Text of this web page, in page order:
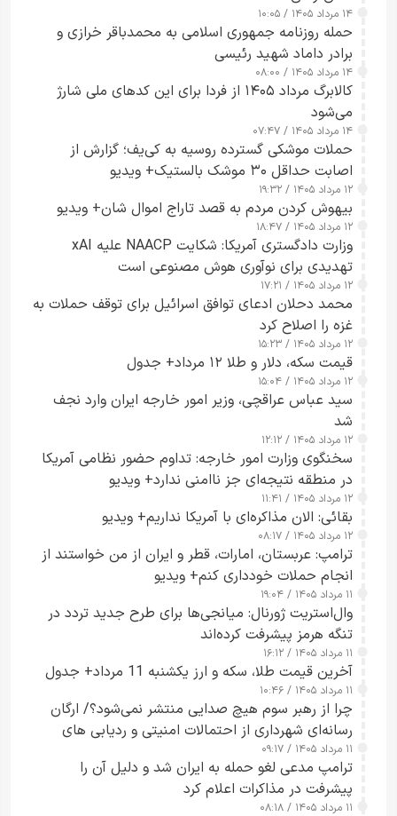
۱۴ مرداد ۱۴۰۵ / ۱۰:۰۵
حمله روزنامه جمهوری اسلامی به محمدباقر خرازی و
برادر داماد شهید رئیسی
۱۴ مرداد ۱۴۰۵ / ۰۸:۰۰
کالابرگ مرداد ۱۴۰۵ از فردا برای این کدهای ملی شارژ
می‌شود
۱۴ مرداد ۱۴۰۵ / ۰۷:۴۷
حملات موشکی گسترده روسیه به کی‌یف؛ گزارش از
اصابت حداقل ۳۰ موشک بالستیک+ ویدیو
۱۲ مرداد ۱۴۰۵ / ۱۹:۳۲
بیهوش کردن مردم به قصد تاراج اموال شان+ ویدیو
۱۲ مرداد ۱۴۰۵ / ۱۸:۴۷
وزارت دادگستری آمریکا: شکایت NAACP علیه xAI
تهدیدی برای نوآوری هوش مصنوعی است
۱۲ مرداد ۱۴۰۵ / ۱۷:۲۱
محمد دحلان ادعای توافق اسرائیل برای توقف حملات به
غزه را اصلاح کرد
۱۲ مرداد ۱۴۰۵ / ۱۵:۲۳
قیمت سکه، دلار و طلا ۱۲ مرداد+ جدول
۱۲ مرداد ۱۴۰۵ / ۱۵:۰۴
سید عباس عراقچی، وزیر امور خارجه ایران وارد نجف
شد
۱۲ مرداد ۱۴۰۵ / ۱۲:۱۲
سخنگوی وزارت امور خارجه: تداوم حضور نظامی آمریکا
در منطقه نتیجه‌ای جز ناامنی ندارد+ ویدیو
۱۲ مرداد ۱۴۰۵ / ۱۱:۴۱
بقائی: الان مذاکره‌ای با آمریکا نداریم+ ویدیو
۱۲ مرداد ۱۴۰۵ / ۰۸:۱۷
ترامپ: عربستان، امارات، قطر و ایران از من خواستند از
انجام حملات خودداری کنم+ ویدیو
۱۱ مرداد ۱۴۰۵ / ۱۹:۰۴
وال‌استریت ژورنال: میانجی‌ها برای طرح جدید تردد در
تنگه هرمز پیشرفت کرده‌اند
۱۱ مرداد ۱۴۰۵ / ۱۶:۱۲
آخرین قیمت طلا، سکه و ارز یکشنبه 11 مرداد+ جدول
۱۱ مرداد ۱۴۰۵ / ۱۰:۴۶
چرا از رهبر سوم هیچ صدایی منتشر نمی‌شود؟/ ارگان
رسانه‌ای شهرداری از احتمالات امنیتی و ردیابی های
جاسوسی گفت
۱۱ مرداد ۱۴۰۵ / ۰۹:۱۷
ترامپ مدعی لغو حمله به ایران شد و دلیل آن را
پیشرفت در مذاکرات اعلام کرد
۱۱ مرداد ۱۴۰۵ / ۰۸:۱۸